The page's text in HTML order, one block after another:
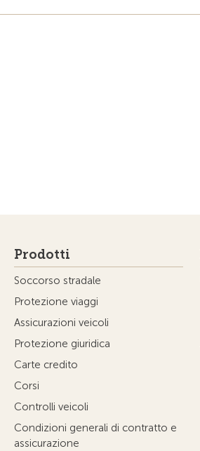
Prodotti
Soccorso stradale
Protezione viaggi
Assicurazioni veicoli
Protezione giuridica
Carte credito
Corsi
Controlli veicoli
Condizioni generali di contratto e
assicurazione